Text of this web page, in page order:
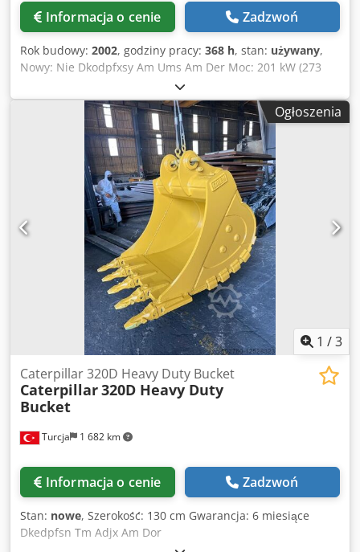
Informacja o cenie Zadzwoń
Rok budowy: 2002, godziny pracy: 368 h, stan: używany,
Nowy: Nie Dkodpfxsy Am Ums Am Der Moc: 201 kW (273
KM) VAT/marża: Możliwość odliczenia podatku VAT
Ogłoszenia
1 /3
Turcja 1 682 km
Caterpillar 320D Heavy Duty Bucket
Caterpillar320D Heavy Duty
Bucket
Informacja o cenie Zadzwoń
Stan: nowe, Szerokość: 130 cm Gwarancja: 6 miesiące
Dkedpfsn Tm Adjx Am Dor